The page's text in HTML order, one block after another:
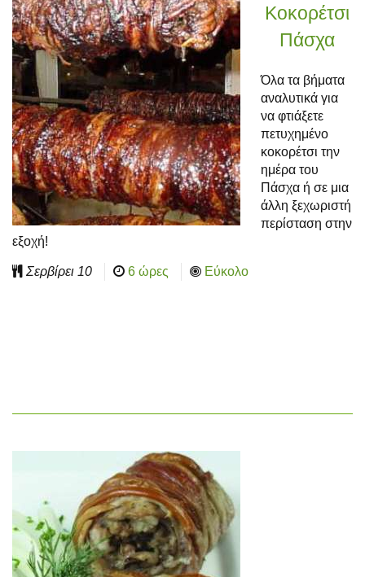
Κοκορέτσι
Πάσχα
Όλα τα βήματα
αναλυτικά για
να φτιάξετε
πετυχημένο
κοκορέτσι την
ημέρα του
Πάσχα ή σε μια
άλλη ξεχωριστή
περίσταση στην
εξοχή!
Σερβίρει 10 6 ώρες Εύκολο